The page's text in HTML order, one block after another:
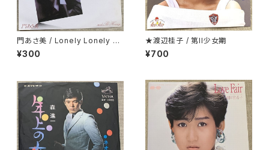
門あさ美 / Lonely Lonely H
oney
¥300
★渡辺桂子 / 第II少女期
¥700